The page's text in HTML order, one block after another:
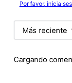
Por favor, inicia
Más reciente
Cargando